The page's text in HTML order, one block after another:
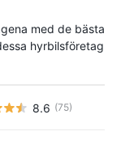
med de bästa
hyrbilsföretag
8.6 (75)